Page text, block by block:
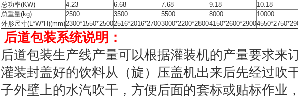
总功率(KW)
4.23 6.68 7.68 9.18 10.18
总重量(kg)
2500 3500 5500 8000 10000
外形尺寸(L*W*H)(mm)2300*1550*25002516*2016*27003000*2200*28004150*2600*2900
后道包装系统说明：
后道包装生产线产量可以根据灌装机的产量要求来
灌装封盖好的饮料从（旋）压盖机出来后先经过吹
子外壁上的水汽吹干，方便后面的套标或贴标作业